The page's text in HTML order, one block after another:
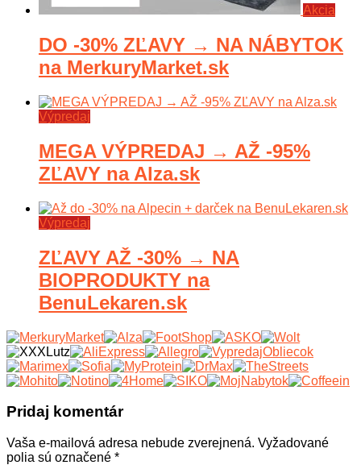
Akcia
DO -30% ZĽAVY → NA NÁBYTOK
na MerkuryMarket.sk
Výpredaj
MEGA VÝPREDAJ → AŽ -95%
ZĽAVY na Alza.sk
Výpredaj
ZĽAVY AŽ -30% → NA
BIOPRODUKTY na
BenuLekaren.sk
Pridaj komentár
Vaša e-mailová adresa nebude zverejnená. Vyžadované
polia sú označené *